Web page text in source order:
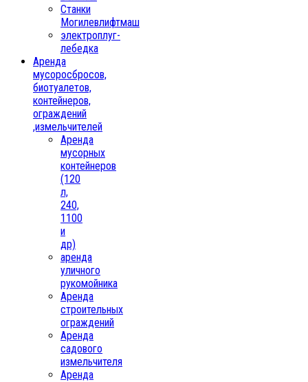
Станки
Могилевлифтмаш
электроплуг-
лебедка
Аренда
мусоросбросов,
биотуалетов,
контейнеров,
ограждений
,измельчителей
Аренда
мусорных
контейнеров
(120
л,
240,
1100
и
др)
аренда
уличного
рукомойника
Аренда
строительных
ограждений
Аренда
садового
измельчителя
Аренда